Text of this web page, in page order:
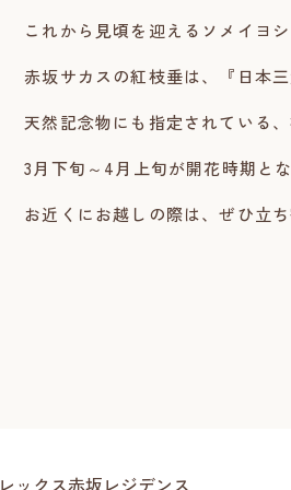
これから見頃を迎えるソメイヨ
赤坂サカスの紅枝垂は、『日本
天然記念物にも指定されている
3月下旬～4月上旬が開花時期と
お近くにお越しの際は、ぜひ立
レックス赤坂レジデンス